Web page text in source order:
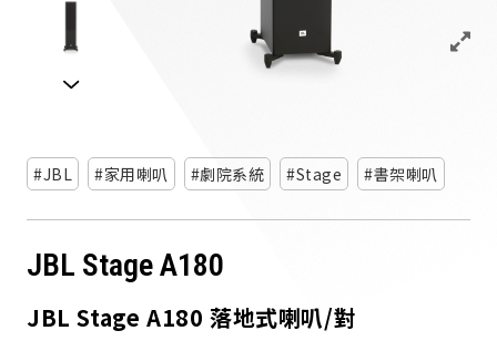
派對喇
劇院系
JBL 家用喇叭 劇院系統 Stage 書架喇叭
JBL Stage A180
JBL Stage A180 落地式喇叭/對